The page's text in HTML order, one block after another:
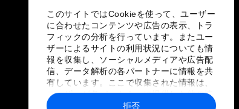
このサイトではCookieを使って、ユーザー
に合わせたコンテンツや広告の表示、トラ
フィックの分析を行っています。またユー
ザーによるサイトの利用状況についても情
報を収集し、ソーシャルメディアや広告配
信、データ解析の各パートナーに情報を共
有しています。ここで収集された情報は、
ユーザーが各パートナーに提供した他の情
報や各パートナーのサービスを使用した際
拒否